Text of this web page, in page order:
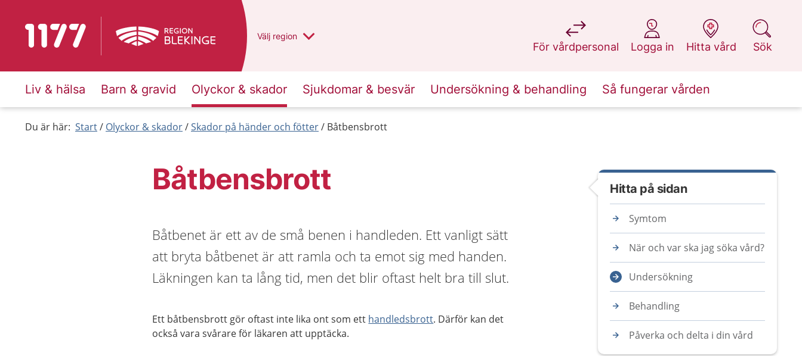
Till startsidan för 1177 Du har valt region
Välj en annan
region
För vårdpersonal
på 1177.se
Logga in
på 1177.se
Hitta vård
på 1177.se
Sök
på 1177.se
Liv & hälsa Barn & gravid Olyckor & skador Sjukdomar & besvär Undersökning & behandling Så fungerar vården
Du är här: Start Olyckor & skador Skador på händer och fötter Båtbensbrott
Båtbensbrott
Båtbenet är ett av de små benen i handleden. Ett vanligt sätt
att bryta båtbenet är att ramla och ta emot sig med handen.
Läkningen kan ta lång tid, men det blir oftast helt bra till slut.
Ett båtbensbrott gör oftast inte lika ont som ett handledsbrott. Därför kan det
också vara svårare för läkaren att upptäcka.
Hitta på sidan
Symtom
När och var ska jag söka vård?
Undersökning
Behandling
Påverka och delta i din vård